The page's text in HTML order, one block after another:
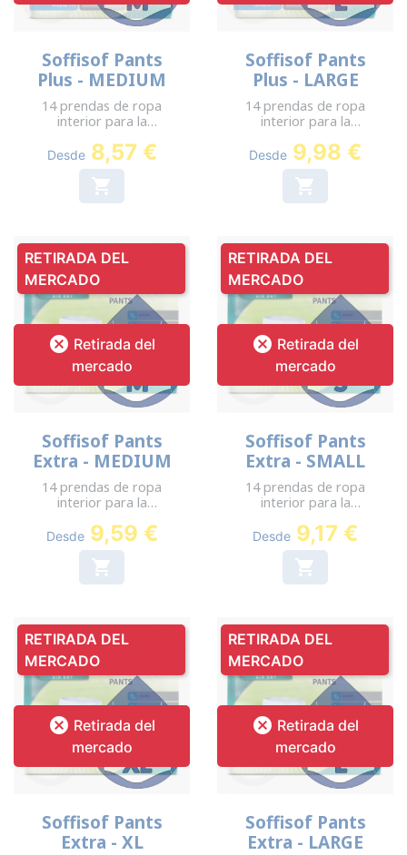
Soffisof Pants
Plus - MEDIUM
14 prendas de ropa
interior para la
70-110 cm
Desde 8,57 €

Soffisof Pants
Plus - LARGE
14 prendas de ropa
interior para la
110-150 cm
Desde 9,98 €

 Retirada del
mercado
Soffisof Pants
Extra - MEDIUM
14 prendas de ropa
interior para la
70-110 cm
Desde 9,59 €

RETIRADA DEL
MERCADO
 Retirada del
mercado
Soffisof Pants
Extra - SMALL
14 prendas de ropa
interior para la
50-80 cm
Desde 9,17 €

RETIRADA DEL
MERCADO
 Retirada del
mercado
Soffisof Pants
Extra - XL
RETIRADA DEL
MERCADO
 Retirada del
mercado
Soffisof Pants
Extra - LARGE
RETIRADA DEL
MERCADO